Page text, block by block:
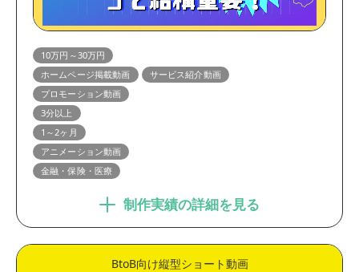
10万円～30万円
ホームページ掲載動画
サービス紹介動画
プロモーション動画
3分以上
1～2ヶ月
アニメーション動画
金融・保険・医療
制作実績の詳細を見る
BtoB向け縦型ショート動画